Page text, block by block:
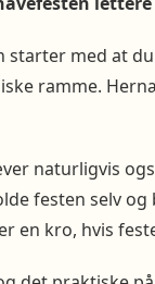
starter med at
ramme.
naturligvis
festen selv
en kro, hvis